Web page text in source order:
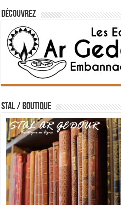
Découvrez
STAL / BOUTIQUE